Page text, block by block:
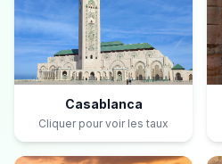
Casablanca
Cliquer pour voir les taux